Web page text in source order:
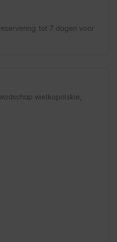
tot 7 dagen voor
wielkopolskie,